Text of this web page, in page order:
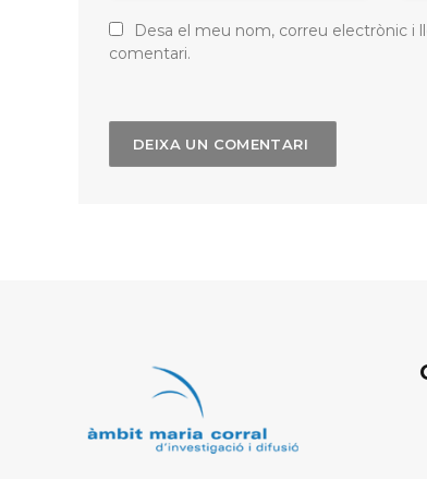
Desa el meu nom, correu electrònic i
comentari.